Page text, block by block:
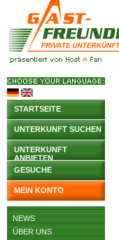
STARTSEITE
UNTERKUNFT SUCHEN
UNTERKUNFT
ANBIETEN
GESUCHE
MEIN KONTO
NEWS
ÜBER UNS